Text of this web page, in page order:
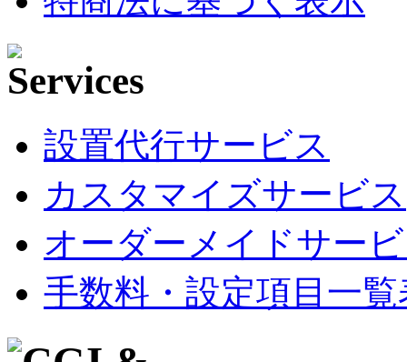
設置代行サービス
カスタマイズサービス
オーダーメイドサー
手数料・設定項目一覧